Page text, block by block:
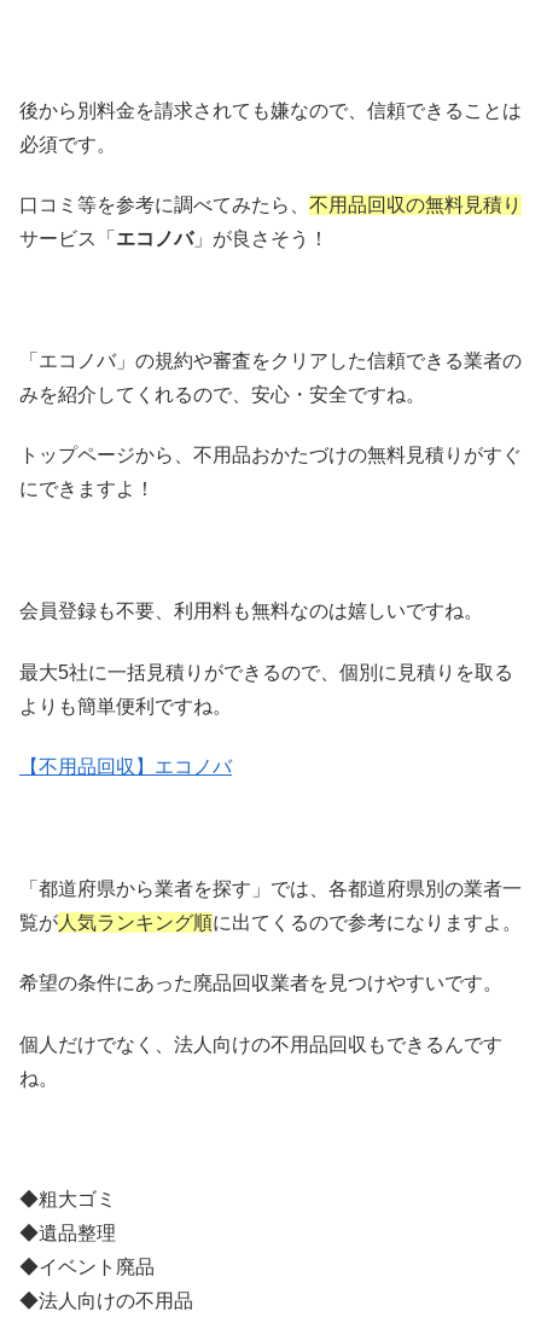
後から別料金を請求されても嫌なので、信頼できることは
必須です。
口コミ等を参考に調べてみたら、 不用品回収の無料見積り
サービス「 エコノバ」が良さそう！
「エコノバ」の規約や審査をクリアした信頼できる業者の
みを紹介してくれるので、安心・安全ですね。
トップページから、不用品おかたづけの無料見積りがすぐ
にできますよ！
会員登録も不要、利用料も無料なのは嬉しいですね。
最大5社に一括見積りができるので、個別に見積りを取る
よりも簡単便利ですね。
【不用品回収】エコノバ
「都道府県から業者を探す」では、各都道府県別の業者一
覧が 人気ランキング順に出てくるので参考になりますよ。
希望の条件にあった廃品回収業者を見つけやすいです。
個人だけでなく、法人向けの不用品回収もできるんです
ね。
◆粗大ゴミ
◆遺品整理
◆イベント廃品
◆法人向けの不用品